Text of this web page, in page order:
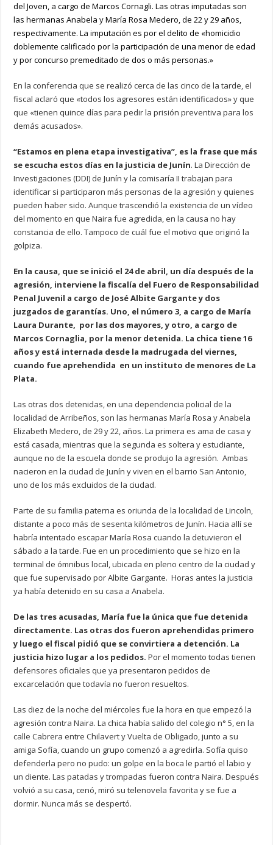
del Joven, a cargo de Marcos Cornagli. Las otras imputadas son
las hermanas Anabela y María Rosa Medero, de 22 y 29 años,
respectivamente. La imputación es por el delito de «homicidio
doblemente calificado por la participación de una menor de edad
y por concurso premeditado de dos o más personas.»
En la conferencia que se realizó cerca de las cinco de la tarde, el
fiscal aclaró que «todos los agresores están identificados» y que
que «tienen quince días para pedir la prisión preventiva para los
demás acusados».
“Estamos en plena etapa investigativa”, es la frase que más
se escucha estos días en la justicia de Junín. La Dirección de
Investigaciones (DDI) de Junín y la comisaría II trabajan para
identificar si participaron más personas de la agresión y quienes
pueden haber sido. Aunque trascendió la existencia de un vídeo
del momento en que Naira fue agredida, en la causa no hay
constancia de ello. Tampoco de cuál fue el motivo que originó la
golpiza.
En la causa, que se inició el 24 de abril, un día después de la
agresión, interviene la fiscalía del Fuero de Responsabilidad
Penal Juvenil a cargo de José Albite Gargante y dos
juzgados de garantías. Uno, el número 3, a cargo de María
Laura Durante, por las dos mayores, y otro, a cargo de
Marcos Cornaglia, por la menor detenida. La chica tiene 16
años y está internada desde la madrugada del viernes,
cuando fue aprehendida en un instituto de menores de La
Plata.
Las otras dos detenidas, en una dependencia policial de la
localidad de Arribeños, son las hermanas María Rosa y Anabela
Elizabeth Medero, de 29 y 22, años. La primera es ama de casa y
está casada, mientras que la segunda es soltera y estudiante,
aunque no de la escuela donde se produjo la agresión. Ambas
nacieron en la ciudad de Junín y viven en el barrio San Antonio,
uno de los más excluidos de la ciudad.
Parte de su familia paterna es oriunda de la localidad de Lincoln,
distante a poco más de sesenta kilómetros de Junín. Hacia allí se
habría intentado escapar María Rosa cuando la detuvieron el
sábado a la tarde. Fue en un procedimiento que se hizo en la
terminal de ómnibus local, ubicada en pleno centro de la ciudad y
que fue supervisado por Albite Gargante. Horas antes la justicia
ya había detenido en su casa a Anabela.
De las tres acusadas, María fue la única que fue detenida
directamente. Las otras dos fueron aprehendidas primero
y luego el fiscal pidió que se convirtiera a detención. La
justicia hizo lugar a los pedidos. Por el momento todas tienen
defensores oficiales que ya presentaron pedidos de
excarcelación que todavía no fueron resueltos.
Las diez de la noche del miércoles fue la hora en que empezó la
agresión contra Naira. La chica había salido del colegio n° 5, en la
calle Cabrera entre Chilavert y Vuelta de Obligado, junto a su
amiga Sofía, cuando un grupo comenzó a agredirla. Sofía quiso
defenderla pero no pudo: un golpe en la boca le partió el labio y
un diente. Las patadas y trompadas fueron contra Naira. Después
volvió a su casa, cenó, miró su telenovela favorita y se fue a
dormir. Nunca más se despertó.